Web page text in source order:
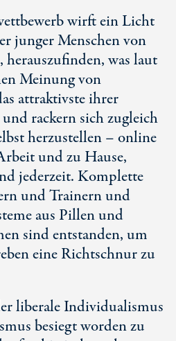
wirft ein Licht
junger Menschen von
herauszufinden, was laut
Meinung von
attraktivste ihrer
und rackern sich zugleich
herzustellen – online
und zu Hause,
jederzeit. Komplette
und Trainern und
aus Pillen und
sind entstanden, um
eine Richtschnur zu
liberale Individualismus
besiegt worden zu